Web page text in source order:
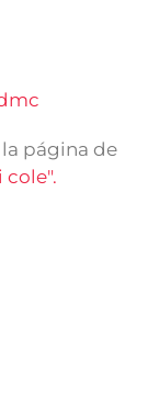
página de
cole".